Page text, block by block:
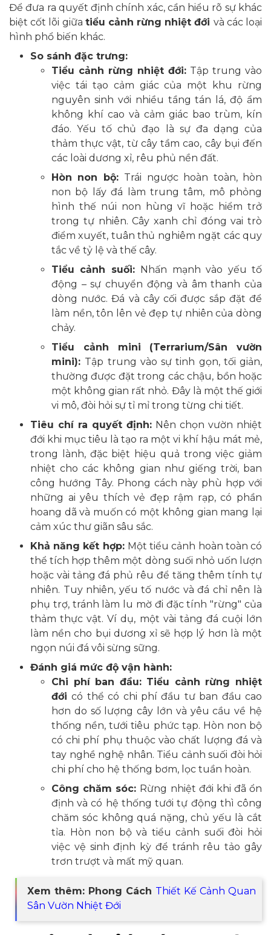
Để đưa ra quyết định chính xác, cần hiểu rõ sự khác
biệt cốt lõi giữa tiểu cảnh rừng nhiệt đới và các loại
hình phổ biến khác.
So sánh đặc trưng:
Tiểu cảnh rừng nhiệt đới: Tập trung vào
việc tái tạo cảm giác của một khu rừng
nguyên sinh với nhiều tầng tán lá, độ ẩm
không khí cao và cảm giác bao trùm, kín
đáo. Yếu tố chủ đạo là sự đa dạng của
thảm thực vật, từ cây tầm cao, cây bụi đến
các loài dương xỉ, rêu phủ nền đất.
Hòn non bộ: Trái ngược hoàn toàn, hòn
non bộ lấy đá làm trung tâm, mô phỏng
hình thế núi non hùng vĩ hoặc hiểm trở
trong tự nhiên. Cây xanh chỉ đóng vai trò
điểm xuyết, tuân thủ nghiêm ngặt các quy
tắc về tỷ lệ và thế cây.
Tiểu cảnh suối:
Nhấn mạnh vào yếu tố
động – sự chuyển động và âm thanh của
dòng nước. Đá và cây cối được sắp đặt để
làm nền, tôn lên vẻ đẹp tự nhiên của dòng
chảy.
Tiểu cảnh mini (Terrarium/Sân vườn
mini): Tập trung vào sự tinh gọn, tối giản,
thường được đặt trong các chậu, bồn hoặc
một không gian rất nhỏ. Đây là một thế giới
vi mô, đòi hỏi sự tỉ mỉ trong từng chi tiết.
Tiêu chí ra quyết định: Nên chọn vườn nhiệt
đới khi mục tiêu là tạo ra một vi khí hậu mát mẻ,
trong lành, đặc biệt hiệu quả trong việc giảm
nhiệt cho các không gian như giếng trời, ban
công hướng Tây. Phong cách này phù hợp với
những ai yêu thích vẻ đẹp rậm rạp, có phần
hoang dã và muốn có một không gian mang lại
cảm xúc thư giãn sâu sắc.
Khả năng kết hợp: Một tiểu cảnh hoàn toàn có
thể tích hợp thêm một dòng suối nhỏ uốn lượn
hoặc vài tảng đá phủ rêu để tăng thêm tính tự
nhiên. Tuy nhiên, yếu tố nước và đá chỉ nên là
phụ trợ, tránh làm lu mờ đi đặc tính "rừng" của
thảm thực vật. Ví dụ, một vài tảng đá cuội lớn
làm nền cho bụi dương xỉ sẽ hợp lý hơn là một
ngọn núi đá vôi sừng sững.
Đánh giá mức độ vận hành:
Chi phí ban đầu: Tiểu cảnh rừng nhiệt
đớicó thể có chi phí đầu tư ban đầu cao
hơn do số lượng cây lớn và yêu cầu về hệ
thống nền, tưới tiêu phức tạp. Hòn non bộ
có chi phí phụ thuộc vào chất lượng đá và
tay nghề nghệ nhân. Tiểu cảnh suối đòi hỏi
chi phí cho hệ thống bơm, lọc tuần hoàn.
Công chăm sóc: Rừng nhiệt đới khi đã ổn
định và có hệ thống tưới tự động thì công
chăm sóc không quá nặng, chủ yếu là cắt
tỉa. Hòn non bộ và tiểu cảnh suối đòi hỏi
việc vệ sinh định kỳ để tránh rêu tảo gây
trơn trượt và mất mỹ quan.
Xem thêm: Phong Cách Thiết Kế Cảnh Quan
Sân Vườn Nhiệt Đới